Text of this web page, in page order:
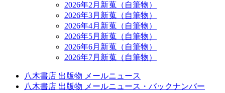
2026年2月新蒐（自筆物）
2026年3月新蒐（自筆物）
2026年4月新蒐（自筆物）
2026年5月新蒐（自筆物）
2026年6月新蒐（自筆物）
2026年7月新蒐（自筆物）
八木書店 出版物 メールニュース
八木書店 出版物 メールニュース・バックナンバー